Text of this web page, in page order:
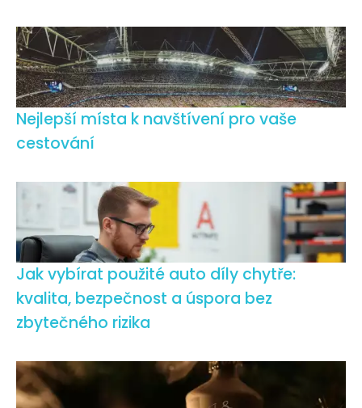
Nejlepší místa k navštívení pro vaše
cestování
Jak vybírat použité auto díly chytře:
kvalita, bezpečnost a úspora bez
zbytečného rizika